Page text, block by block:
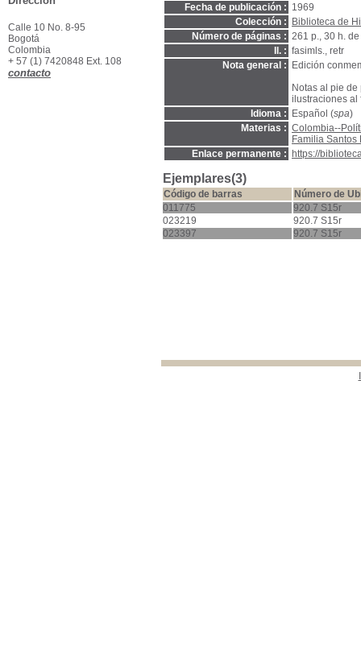
Fecha de publicación : 1969
Colección :
Biblioteca de
Número de páginas : 261 p., 30 h.
Il. : fasimls., retr
Nota general :
Edición
Notas al pie
ilustraciones al
Idioma :
Español (spa)
Materias : Colombia--
Familia
Enlace permanente :
https://
Ejemplares(3)
Código de barras
Número de
011775
920.7 S15r
023219
920.7 S15r
023397
920.7 S15r
Calle 10 No. 8-95
Bogotá
Colombia
+ 57 (1) 7420848 Ext. 108
contacto